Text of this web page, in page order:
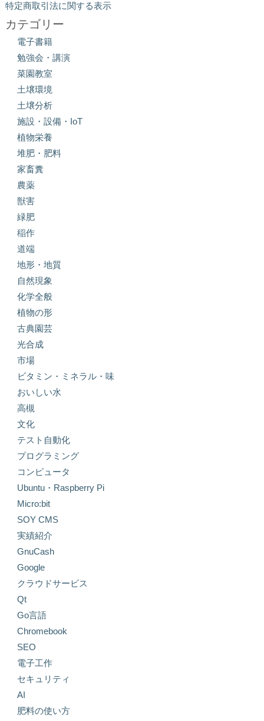
特定商取引法に関する表示
カテゴリー
電子書籍
勉強会・講演
菜園教室
土壌環境
土壌分析
施設・設備・IoT
植物栄養
堆肥・肥料
家畜糞
農薬
獣害
緑肥
稲作
道端
地形・地質
自然現象
化学全般
植物の形
古典園芸
光合成
市場
ビタミン・ミネラル・味
おいしい水
高槻
文化
テスト自動化
プログラミング
コンピュータ
Ubuntu・Raspberry Pi
Micro:bit
SOY CMS
実績紹介
GnuCash
Google
クラウドサービス
Qt
Go言語
Chromebook
SEO
電子工作
セキュリティ
AI
肥料の使い方